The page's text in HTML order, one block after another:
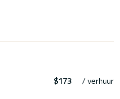
$173 / verhuur